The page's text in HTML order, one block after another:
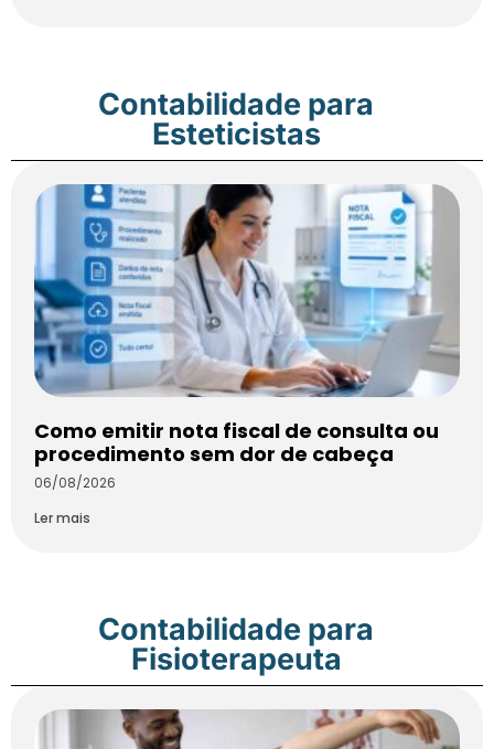
Contabilidade para
Esteticistas
Como emitir nota fiscal de consulta ou
procedimento sem dor de cabeça
06/08/2026
Ler mais
Contabilidade para
Fisioterapeuta